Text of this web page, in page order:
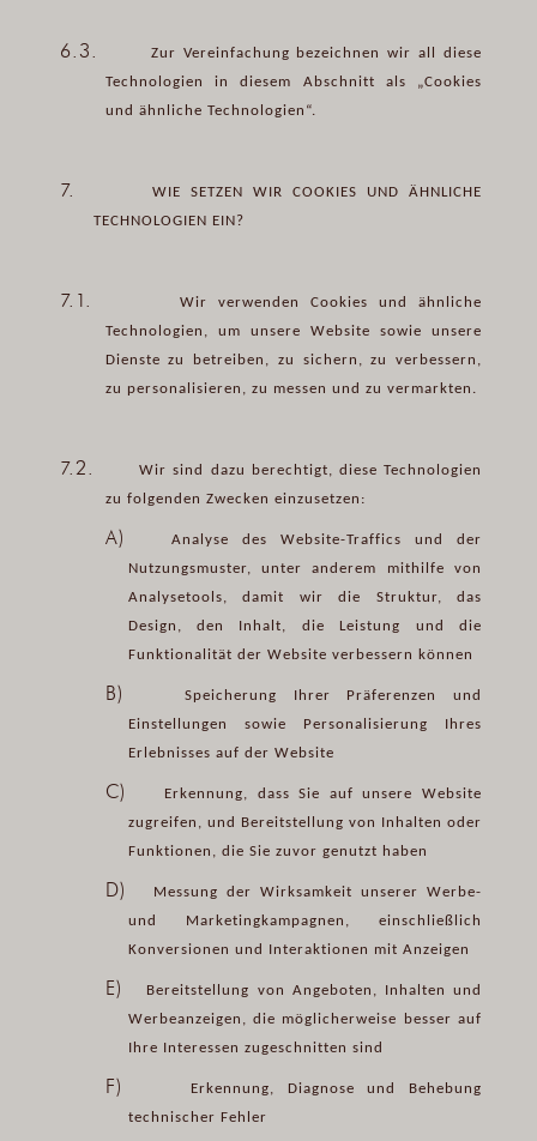
6.3.
Zur Vereinfachung bezeichnen wir all diese
Technologien in diesem Abschnitt als „Cookies
und ähnliche Technologien“.
7.
WIE SETZEN WIR COOKIES UND ÄHNLICHE
TECHNOLOGIEN EIN?
7.1.
Wir verwenden Cookies und ähnliche
Technologien, um unsere Website sowie unsere
Dienste zu betreiben, zu sichern, zu verbessern,
zu personalisieren, zu messen und zu vermarkten.
7.2.
Wir sind dazu berechtigt, diese Technologien
zu folgenden Zwecken einzusetzen:
A)
Analyse des Website-Traffics und der
Nutzungsmuster, unter anderem mithilfe von
Analysetools, damit wir die Struktur, das
Design, den Inhalt, die Leistung und die
Funktionalität der Website verbessern können
B)
Speicherung Ihrer Präferenzen und
Einstellungen sowie Personalisierung Ihres
Erlebnisses auf der Website
C)
Erkennung, dass Sie auf unsere Website
zugreifen, und Bereitstellung von Inhalten oder
Funktionen, die Sie zuvor genutzt haben
D)
Messung der Wirksamkeit unserer Werbe-
und Marketingkampagnen, einschließlich
Konversionen und Interaktionen mit Anzeigen
E)
Bereitstellung von Angeboten, Inhalten und
Werbeanzeigen, die möglicherweise besser auf
Ihre Interessen zugeschnitten sind
F)
Erkennung, Diagnose und Behebung
technischer Fehler